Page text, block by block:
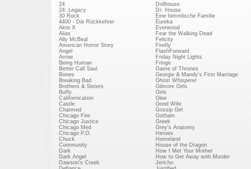
24
24: Legacy
30 Rock
4400 - Die Rückkehrer
Akte X
Alias
Ally McBeal
American Horror Story
Angel
Arrow
Being Human
Better Call Saul
Bones
Breaking Bad
Brothers & Sisters
Buffy
Californication
Castle
Charmed
Chicago Fire
Chicago Justice
Chicago Med
Chicago P.D.
Chuck
Community
Dark
Dark Angel
Dawson's Creek
Dollhouse
Dr. House
Eine himmlische Familie
Eureka
Everwood
Fear the Walking Dead
Felicity
Firefly
FlashForward
Friday Night Lights
Fringe
Game of Thrones
Georgie & Mandy's First Marriage
Ghost Whisperer
Gilmore Girls
Girls
Glee
Good Wife
Gossip Girl
Gotham
Greek
Grey's Anatomy
Heroes
Homeland
House of the Dragon
How I Met Your Mother
How to Get Away with Murder
Jericho